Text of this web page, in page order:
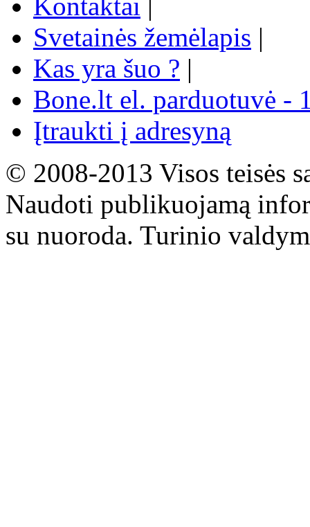
Kontaktai
Svetainės žemėlapis |
Kas yra šuo ? |
Bone.lt el. parduotuvė -
Įtraukti į adresyną
© 2008-2013 Visos teisės
Naudoti publikuojamą
su nuoroda. Turinio